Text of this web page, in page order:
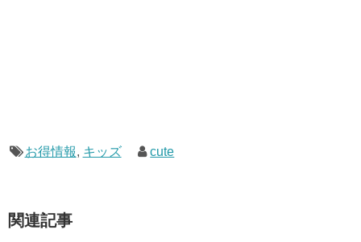
お得情報, キッズ cute
関連記事